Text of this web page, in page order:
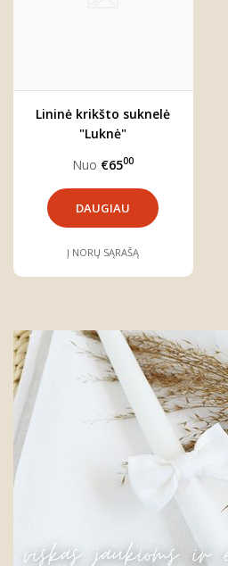
Lininė krikšto suknelė
"Luknė"
Nuo €6500
DAUGIAU
Į NORŲ SĄRAŠĄ